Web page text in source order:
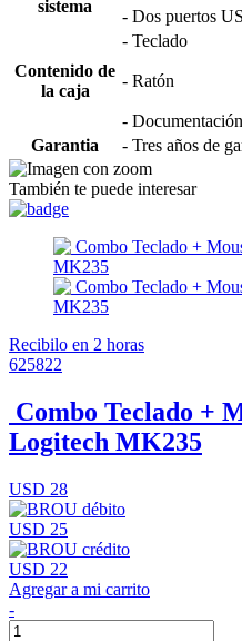
sistema
- Dos puertos
Contenido de
la caja
- Teclado
- Ratón
-
Garantia
- Tres años de
También te puede interesar
Recibilo en 2 horas
625822
Combo Teclado +
Logitech MK235
USD 28
USD 25
USD 22
Agregar a mi carrito
-